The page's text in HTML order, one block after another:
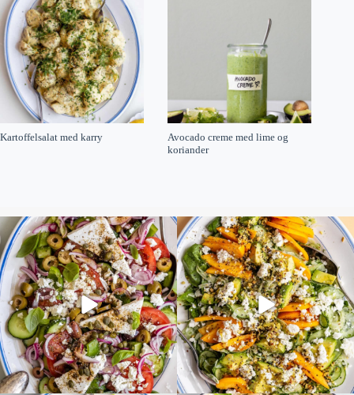
Kartoffelsalat med karry
Avocado creme med lime og
koriander